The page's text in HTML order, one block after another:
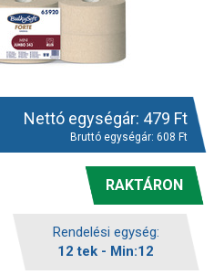
Nettó egységár: 479 Ft
Bruttó egységár: 608 Ft
RAKTÁRON
Rendelési egység:
12 tek - Min:12